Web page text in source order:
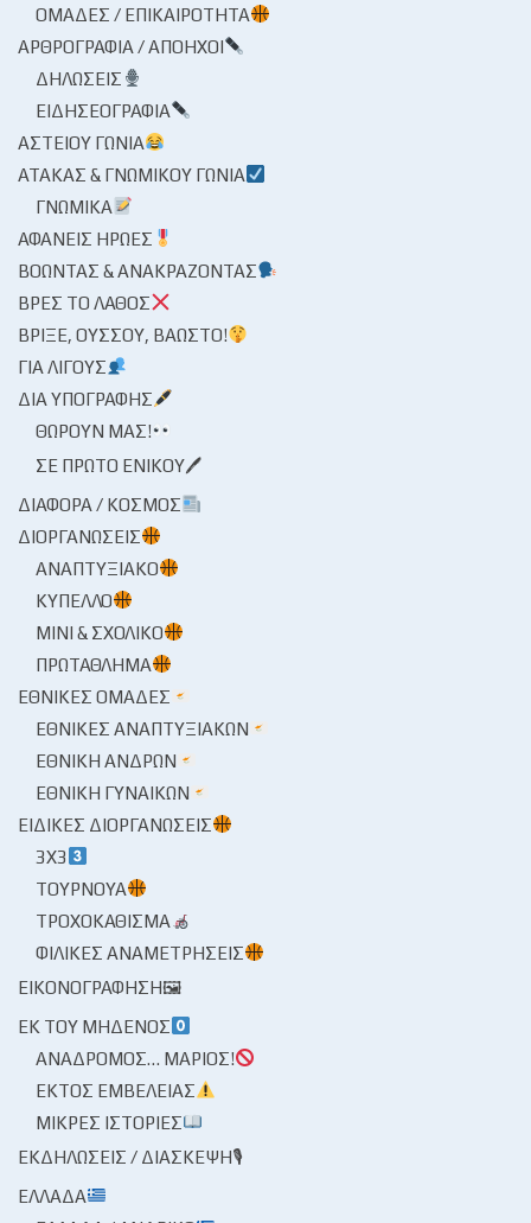
ΟΜΆΔΕΣ / ΕΠΙΚΑΙΡΌΤΗΤΑ
ΑΡΘΡΟΓΡΑΦΊΑ / ΑΠΌΗΧΟΙ
ΔΗΛΏΣΕΙΣ
ΕΙΔΗΣΕΟΓΡΑΦΊΑ
ΑΣΤΕΊΟΥ ΓΩΝΊΑ
ΑΤΆΚΑΣ & ΓΝΩΜΙΚΟΎ ΓΩΝΊΑ
ΓΝΩΜΙΚΆ
ΑΦΑΝΕΊΣ ΉΡΩΕΣ
ΒΟΏΝΤΑΣ & ΑΝΑΚΡΆΖΟΝΤΑΣ
ΒΡΕΣ ΤΟ ΛΆΘΟΣ
ΒΡΊΞΕ, ΟΎΣΣΟΥ, ΒΆΩΣΤΟ!
ΓΙΑ ΛΊΓΟΥΣ
ΔΙΑ ΥΠΟΓΡΑΦΉΣ
ΘΩΡΟΎΝ ΜΑΣ!
ΣΕ ΠΡΏΤΟ ΕΝΙΚΟΎ🖊
ΔΙΆΦΟΡΑ / ΚΌΣΜΟΣ
ΔΙΟΡΓΑΝΏΣΕΙΣ
ΑΝΑΠΤΥΞΙΑΚΌ
ΚΎΠΕΛΛΟ
ΜΊΝΙ & ΣΧΟΛΙΚΌ
ΠΡΩΤΆΘΛΗΜΑ
ΕΘΝΙΚΈΣ ΟΜΆΔΕΣ
ΕΘΝΙΚΈΣ ΑΝΑΠΤΥΞΙΑΚΏΝ
ΕΘΝΙΚΉ ΑΝΔΡΏΝ
ΕΘΝΙΚΉ ΓΥΝΑΙΚΏΝ
ΕΙΔΙΚΈΣ ΔΙΟΡΓΑΝΏΣΕΙΣ
3X3
ΤΟΥΡΝΟΥΆ
ΤΡΟΧΟΚΆΘΙΣΜΑ
ΦΙΛΙΚΈΣ ΑΝΑΜΕΤΡΉΣΕΙΣ
ΕΙΚΟΝΟΓΡΆΦΗΣΗ🖼
ΕΚ ΤΟΥ ΜΗΔΕΝΌΣ
ΑΝΆΔΡΟΜΟΣ… ΜΆΡΙΟΣ!
ΕΚΤΌΣ ΕΜΒΈΛΕΙΑΣ
ΜΙΚΡΈΣ ΙΣΤΟΡΊΕΣ
ΕΚΔΗΛΏΣΕΙΣ / ΔΙΆΣΚΕΨΗ🎙
ΕΛΛΆΔΑ